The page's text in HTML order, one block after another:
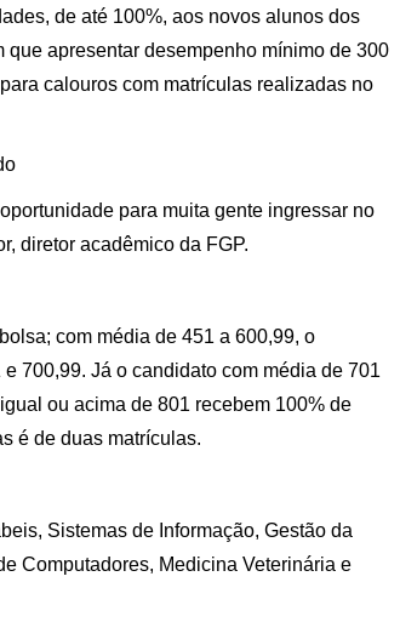
de até 100%, aos novos alunos dos
apresentar desempenho mínimo de 300
calouros com matrículas realizadas no
para muita gente ingressar no
diretor acadêmico da FGP.
com média de 451 a 600,99, o
700,99. Já o candidato com média de 701
ou acima de 801 recebem 100% de
é de duas matrículas.
Sistemas de Informação, Gestão da
Computadores, Medicina Veterinária e